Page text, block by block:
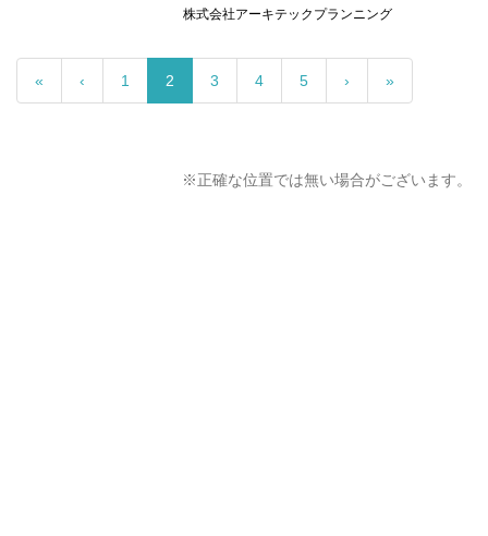
株式会社アーキテックプランニング
« ‹ 1 2 3 4 5 › »
※正確な位置では無い場合がございます。